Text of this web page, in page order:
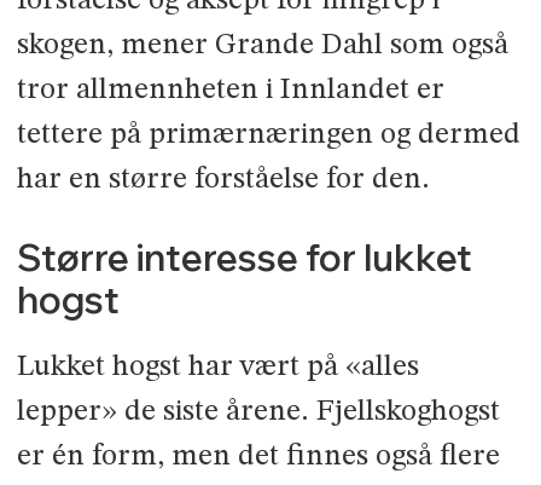
skogen, mener Grande Dahl som også
tror allmennheten i Innlandet er
tettere på primærnæringen og der­med
har en større forståelse for den.
Større interesse for lukket
hogst
Lukket hogst har vært på «alles
lepper» de siste årene. Fjellskoghogst
er én form, men det finnes også flere